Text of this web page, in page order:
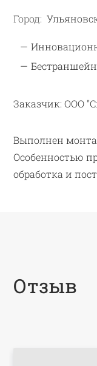
Город:
Заказчик:ООО
Выполнен
Особенностью
обработка и
Отзыв